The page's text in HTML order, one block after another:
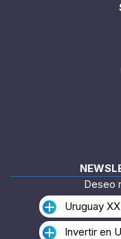
Deseo
Uruguay
Invertir en